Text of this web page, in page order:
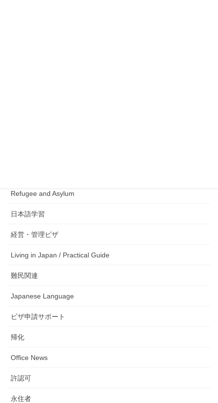
Refugee and Asylum
日本語学習
経営・管理ビザ
Living in Japan / Practical Guide
難民関連
Japanese Language
ビザ申請サポート
帰化
Office News
許認可
永住者